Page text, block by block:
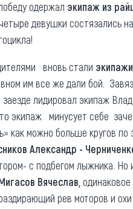
одержал экипаж из
девушки состязались
вновь стали
им все же дали бой.
лидировал экипаж
экипаж минусует себе
как можно больше кругов по
Александр -
с подбегом лыжника.
Вячеслав,
рев моторов и охи